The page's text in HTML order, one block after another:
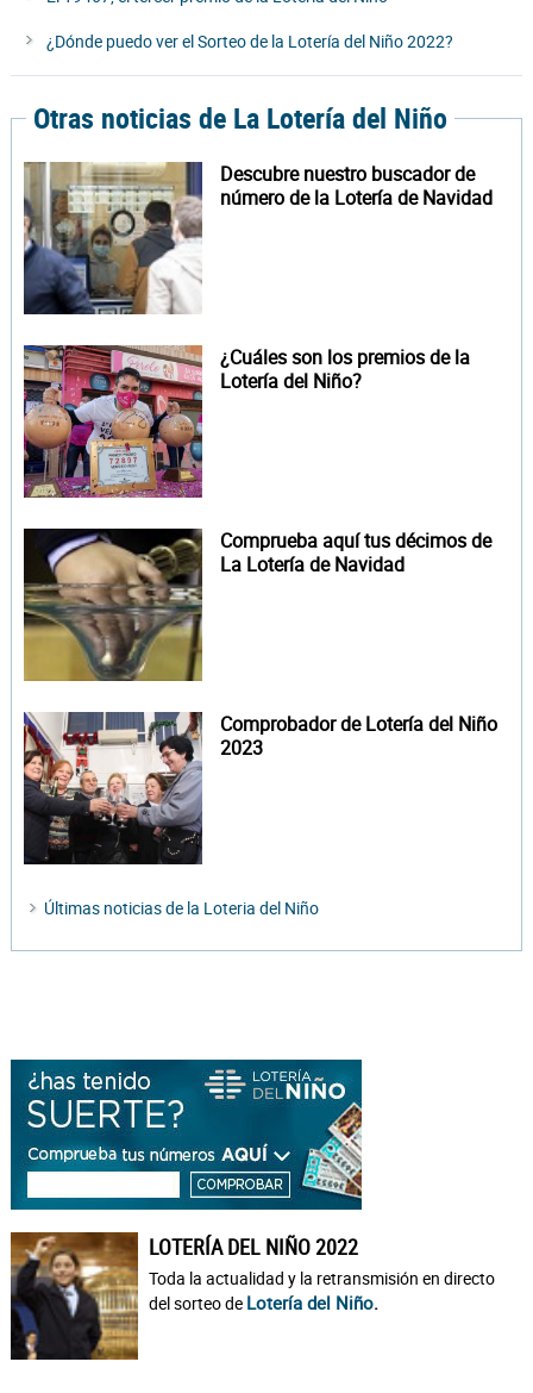
¿Dónde puedo ver el Sorteo de la Lotería del Niño 2022?
Otras noticias de La Lotería del Niño
Descubre nuestro buscador de
número de la Lotería de Navidad
¿Cuáles son los premios de la
Lotería del Niño?
Comprueba aquí tus décimos de
La Lotería de Navidad
Comprobador de Lotería del Niño
2023
Últimas noticias de la Loteria del Niño
LOTERÍA DEL NIÑO 2022
Toda la actualidad y la retransmisión en directo
del sorteo de Lotería del Niño.